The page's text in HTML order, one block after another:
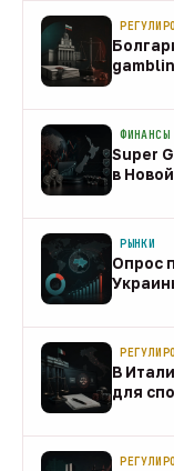
ФИНАНСЫ
Super
в
РЫНКИ
Опрос
В
для